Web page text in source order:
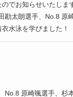
でお知らせいたしま
勘太朗選手、No.8 原
水泳を学びました！
No.8 原崎颯選手、杉